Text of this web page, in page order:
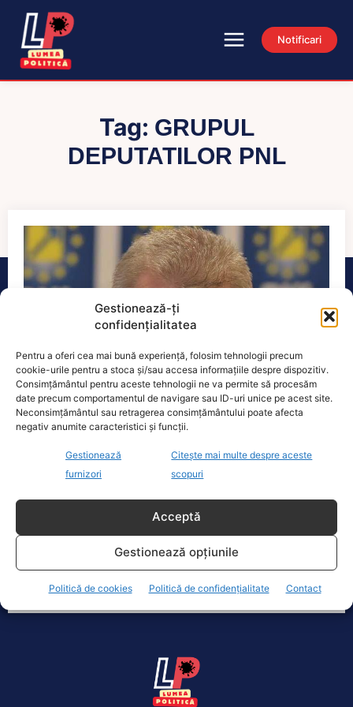
Gestionează-ți
confidențialitatea
Pentru a oferi cea mai bună experiență, folosim tehnologii precum
cookie-urile pentru a stoca și/sau accesa informațiile despre dispozitiv.
Consimțământul pentru aceste tehnologii ne va permite să procesăm
date precum comportamentul de navigare sau ID-uri unice pe acest site.
Neconsimțământul sau retragerea consimțământului poate afecta
negativ anumite caracteristici și funcții.
Gestionează
furnizori
Citește mai multe despre aceste
scopuri
Acceptă
Gestionează opțiunile
Politică de cookies Politică de confidențialitate Contact
Notificari
Tag: GRUPUL
DEPUTATILOR PNL
Liberalii atacă la CCR creșterile salariale
date în pandemie: „PNL este pregătit să
atace orice proiect populist al PSD”
Liberalii atacă la CCR (Curtea Constituţională a
României) două legi pentru majorarea salariilor
adoptate în pandemie de Parlament, anunţă...